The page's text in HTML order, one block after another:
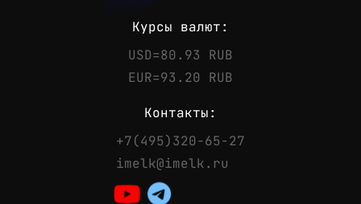
Контакты
+7(495)320-65-27
Курсы валют:
USD=80.93 RUB
EUR=93.20 RUB
Контакты:
+7(495)320-65-27
imelk@imelk.ru